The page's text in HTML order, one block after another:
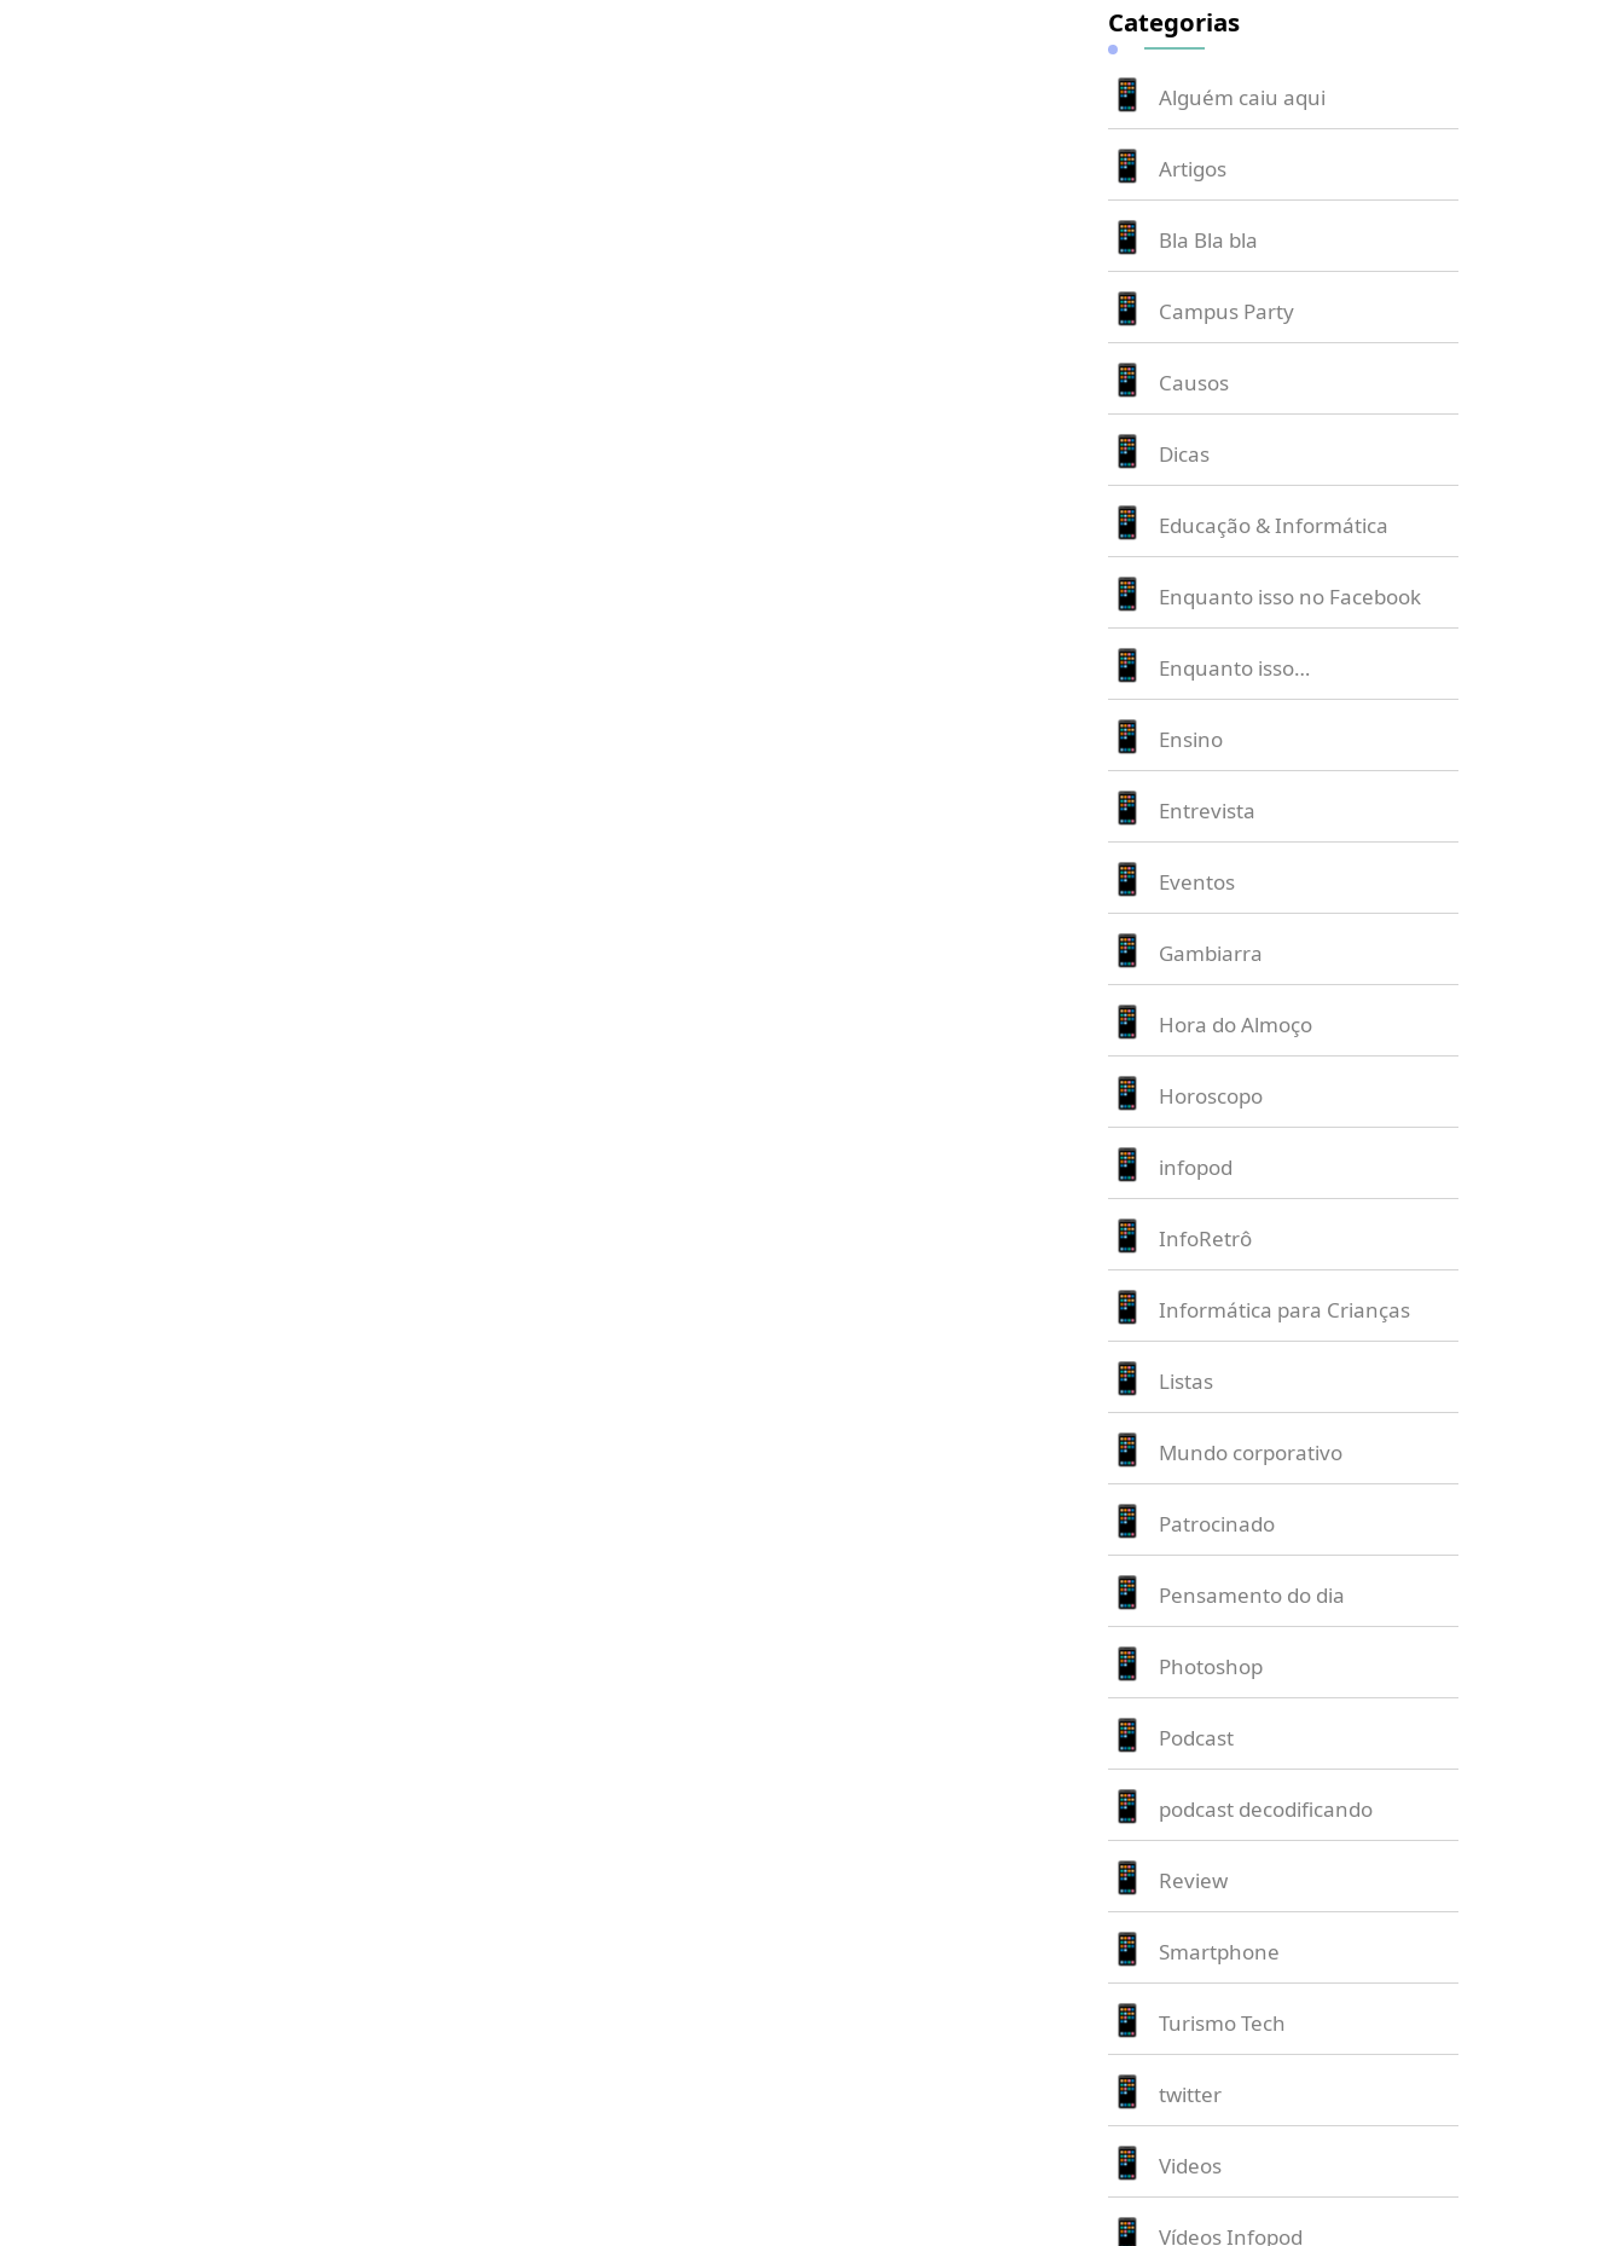
Categorias
Alguém caiu aqui
Artigos
Bla Bla bla
Campus Party
Causos
Dicas
Educação & Informática
Enquanto isso no Facebook
Enquanto isso…
Ensino
Entrevista
Eventos
Gambiarra
Hora do Almoço
Horoscopo
infopod
InfoRetrô
Informática para Crianças
Listas
Mundo corporativo
Patrocinado
Pensamento do dia
Photoshop
Podcast
podcast decodificando
Review
Smartphone
Turismo Tech
twitter
Videos
Vídeos Infopod